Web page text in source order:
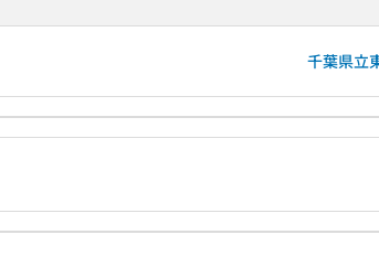
千葉県立